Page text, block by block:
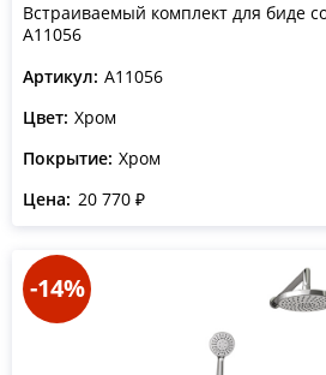
Встраиваемый комплект для биде
A11056
Артикул: A11056
Цвет: Хром
Покрытие: Хром
Цена: 20 770 ₽
-14%